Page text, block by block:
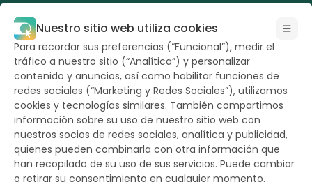
Todos los derechos
reservados a
Hazera 2026
¿Quieres mantenerte actualizado?
Nuestro sitio web utiliza cookies
Para recordar sus preferencias (“Funcional”), medir el
tráfico a nuestro sitio (“Analítica”) y personalizar
contenido y anuncios, así como habilitar funciones de
redes sociales (“Marketing y Redes Sociales”), utilizamos
cookies y tecnologías similares. También compartimos
información sobre su uso de nuestro sitio web con
nuestros socios de redes sociales, analítica y publicidad,
quienes pueden combinarla con otra información que
han recopilado de su uso de sus servicios. Puede cambiar
o retirar su consentimiento en cualquier momento.